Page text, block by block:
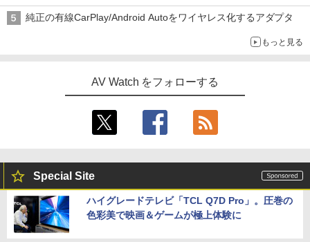
純正の有線CarPlay/Android Autoをワイヤレス化するアダプタ
もっと見る
AV Watch をフォローする
Special Site
ハイグレードテレビ「TCL Q7D Pro」。圧巻の
色彩美で映画＆ゲームが極上体験に